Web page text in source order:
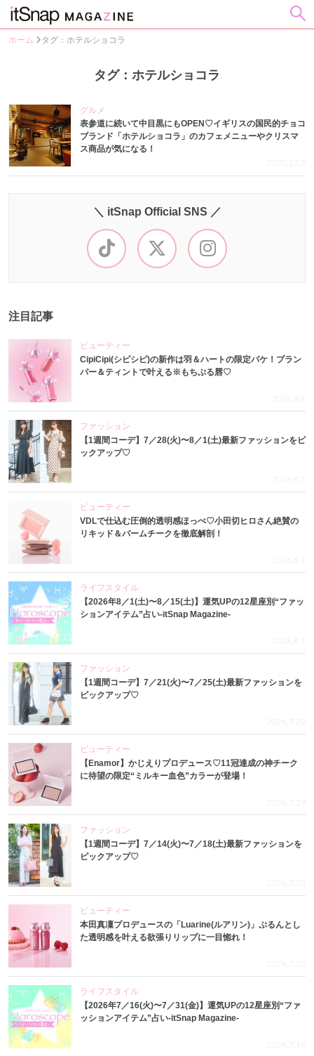
ホーム タグ：ホテルショコラ
タグ：ホテルショコラ
グルメ
表参道に続いて中目黒にもOPEN♡イギリスの国民的チョコ
ブランド「ホテルショコラ」のカフェメニューやクリスマ
ス商品が気になる！
2020.12.9
＼ itSnap Official SNS ／
注目記事
ビューティー
CipiCipi(シピシピ)の新作は羽＆ハートの限定パケ！プラン
パー＆ティントで叶える※もちぷる唇♡
2026.8.6
ファッション
【1週間コーデ】7／28(火)〜8／1(土)最新ファッションをピ
ックアップ♡
2026.8.5
ビューティー
VDLで仕込む圧倒的透明感ほっぺ♡小田切ヒロさん絶賛の
リキッド＆バームチークを徹底解剖！
2026.8.4
ライフスタイル
【2026年8／1(土)〜8／15(土)】運気UPの12星座別“ファッ
ションアイテム”占い-itSnap Magazine-
2026.8.1
ファッション
【1週間コーデ】7／21(火)〜7／25(土)最新ファッションを
ピックアップ♡
2026.7.29
ビューティー
【Enamor】かじえりプロデュース♡11冠達成の神チーク
に待望の限定“ミルキー血色”カラーが登場！
2026.7.27
ファッション
【1週間コーデ】7／14(火)〜7／18(土)最新ファッションを
ピックアップ♡
2026.7.23
ビューティー
本田真凜プロデュースの「Luarine(ルアリン)」ぷるんとし
た透明感を叶える欲張りリップに一目惚れ！
2026.7.22
ライフスタイル
【2026年7／16(火)〜7／31(金)】運気UPの12星座別“ファ
ッションアイテム”占い-itSnap Magazine-
2026.7.16